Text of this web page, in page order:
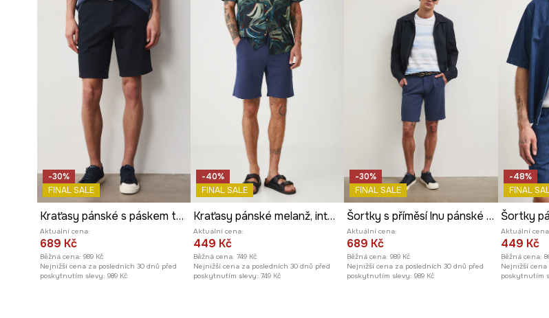
-30%
FINAL SALE
Kraťasy pánské s páskem tmavomodrá barva
Aktuální cena:
689 Kč
Běžná cena: 989 Kč
Nejnižší cena za posledních 30 dnů před
poskytnutím slevy: 989 Kč
-40%
FINAL SALE
Kraťasy pánské melanž, interlock tmavomodrá barva
Aktuální cena:
449 Kč
Běžná cena: 749 Kč
Nejnižší cena za posledních 30 dnů před
poskytnutím slevy: 749 Kč
-30%
FINAL SALE
Šortky s příměsí lnu pánské s páskem
Aktuální cena:
689 Kč
Běžná cena: 989 Kč
Nejnižší cena za posledních 30 dnů před
poskytnutím slevy: 989 Kč
-48%
FINAL
Aktuální
449 Kč
Běžná cena:
Nejnižší cena
poskytnutím